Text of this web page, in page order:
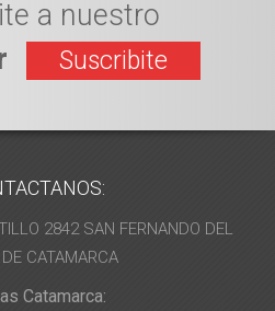
a nuestro
Suscribite
2842 SAN FERNANDO DEL
CATAMARCA
Catamarca: